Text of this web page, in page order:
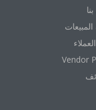
Vendor